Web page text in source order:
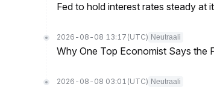
Fed to hold interest rates steady at
2026-08-08 13:17 (UTC) Neutraali
Why One Top Economist Says the
2026-08-08 03:01 (UTC) Neutraali